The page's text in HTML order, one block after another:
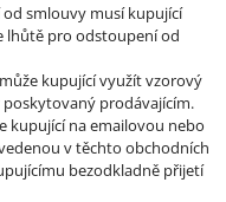
smlouvy musí kupující
lhůtě pro odstoupení od
kupující využít vzorový
prodávajícím.
kupující na emailovou nebo
v těchto obchodních
bezodkladně přijetí